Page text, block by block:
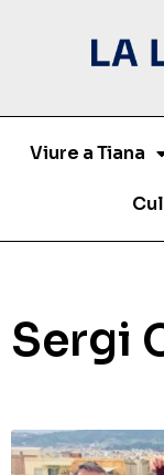
Viure a Tiana
Sergi